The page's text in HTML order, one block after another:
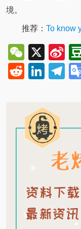
境。
推荐： To know
X
Reddit